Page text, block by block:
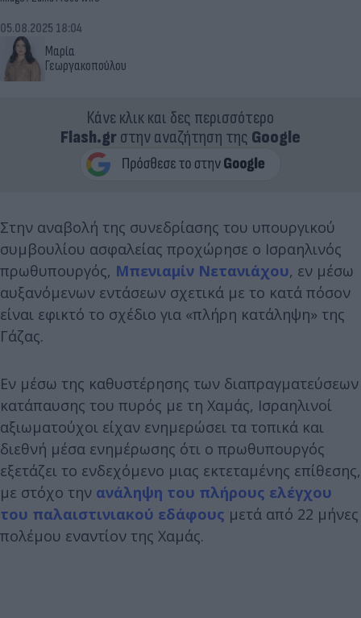
Μαρία
Γεωργακοπούλου
05.08.2025 18:04
Κάνε κλικ και δες περισσότερο
Flash.grστην αναζήτηση της Google
Στην αναβολή της συνεδρίασης του υπουργικού
συμβουλίου ασφαλείας προχώρησε ο Ισραηλινός
πρωθυπουργός, Μπενιαμίν Νετανιάχου, εν μέσω
αυξανόμενων εντάσεων σχετικά με το κατά πόσον
είναι εφικτό το σχέδιο για «πλήρη κατάληψη» της
Γάζας.
Εν μέσω της καθυστέρησης των διαπραγματεύσεων
κατάπαυσης του πυρός με τη Χαμάς, Ισραηλινοί
αξιωματούχοι είχαν ενημερώσει τα τοπικά και
διεθνή μέσα ενημέρωσης ότι ο πρωθυπουργός
εξετάζει το ενδεχόμενο μιας εκτεταμένης επίθεσης,
με στόχο την ανάληψη του πλήρους ελέγχου
του παλαιστινιακού εδάφους μετά από 22 μήνες
πολέμου εναντίον της Χαμάς.